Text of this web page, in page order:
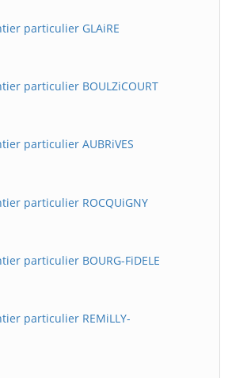
particulier GLAiRE
particulier BOULZiCOURT
particulier AUBRiVES
particulier ROCQUiGNY
particulier BOURG-FiDELE
particulier REMiLLY-